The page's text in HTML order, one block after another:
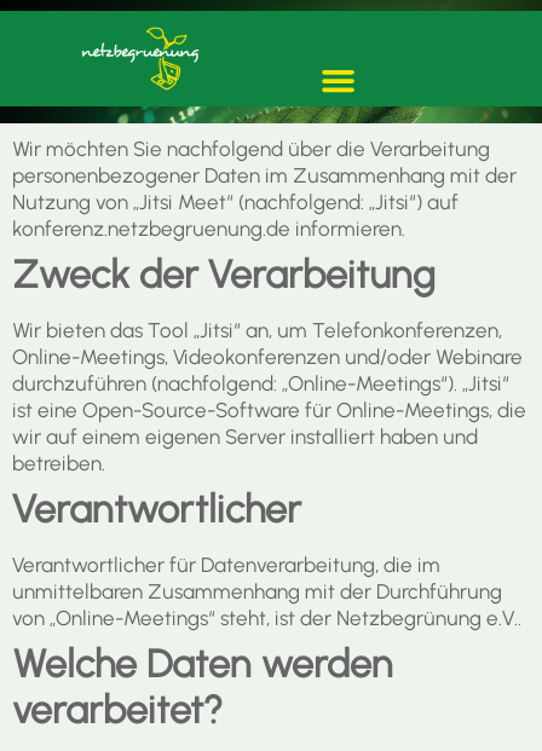
Wir möchten Sie nachfolgend über die Verarbeitung
personenbezogener Daten im Zusammenhang mit der
Nutzung von „Jitsi Meet“ (nachfolgend: „Jitsi“) auf
konferenz.netzbegruenung.de informieren.
Zweck der Verarbeitung
Wir bieten das Tool „Jitsi“ an, um Telefonkonferenzen,
Online-Meetings, Videokonferenzen und/oder Webinare
durchzuführen (nachfolgend: „Online-Meetings“). „Jitsi“
ist eine Open-Source-Software für Online-Meetings, die
wir auf einem eigenen Server installiert haben und
betreiben.
Verantwortlicher
Verantwortlicher für Datenverarbeitung, die im
unmittelbaren Zusammenhang mit der Durchführung
von „Online-Meetings“ steht, ist der Netzbegrünung e.V..
Welche Daten werden
verarbeitet?